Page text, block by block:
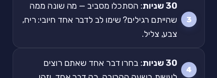
30 שניות
: הסתכלו מסביב — מה שונה ממה
שהייתם רגילים? שימו לב לדבר אחד חיובי: ריח,
צבע, צליל.
30 שניות
: בחרו דבר אחד שאתם רוצים